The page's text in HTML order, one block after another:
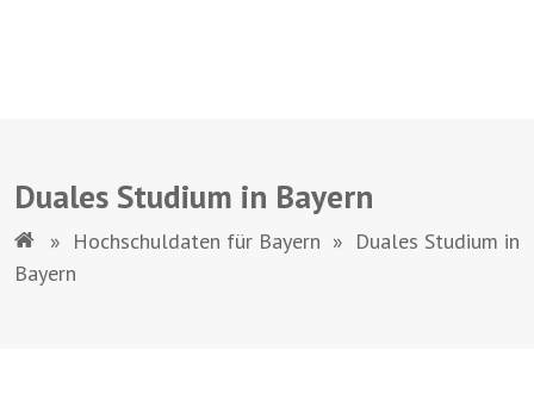
Duales Studium in Bayern
» Hochschuldaten für Bayern » Duales Studium in
Bayern